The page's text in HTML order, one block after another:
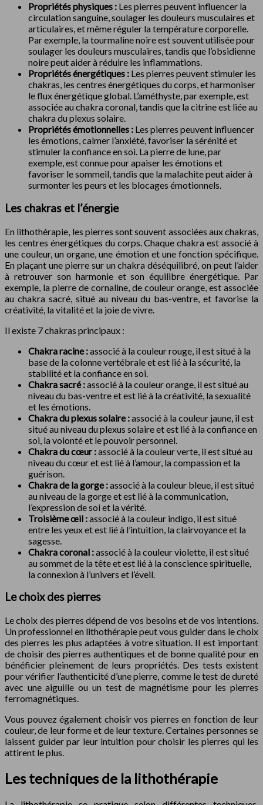
Propriétés physiques : Les pierres peuvent influencer la
circulation sanguine, soulager les douleurs musculaires et
articulaires, et même réguler la température corporelle.
Par exemple, la tourmaline noire est souvent utilisée pour
soulager les douleurs musculaires, tandis que l’obsidienne
noire peut aider à réduire les inflammations.
Propriétés énergétiques : Les pierres peuvent stimuler les
chakras, les centres énergétiques du corps, et harmoniser
le flux énergétique global. L’améthyste, par exemple, est
associée au chakra coronal, tandis que la citrine est liée au
chakra du plexus solaire.
Propriétés émotionnelles : Les pierres peuvent influencer
les émotions, calmer l’anxiété, favoriser la sérénité et
stimuler la confiance en soi. La pierre de lune, par
exemple, est connue pour apaiser les émotions et
favoriser le sommeil, tandis que la malachite peut aider à
surmonter les peurs et les blocages émotionnels.
Les chakras et l’énergie
En lithothérapie, les pierres sont souvent associées aux chakras,
les centres énergétiques du corps. Chaque chakra est associé à
une couleur, un organe, une émotion et une fonction spécifique.
En plaçant une pierre sur un chakra déséquilibré, on peut l’aider
à retrouver son harmonie et son équilibre énergétique. Par
exemple, la pierre de cornaline, de couleur orange, est associée
au chakra sacré, situé au niveau du bas-ventre, et favorise la
créativité, la vitalité et la joie de vivre.
Il existe 7 chakras principaux :
Chakra racine :associé à la couleur rouge, il est situé à la
base de la colonne vertébrale et est lié à la sécurité, la
stabilité et la confiance en soi.
Chakra sacré :associé à la couleur orange, il est situé au
niveau du bas-ventre et est lié à la créativité, la sexualité
et les émotions.
Chakra du plexus solaire :associé à la couleur jaune, il est
situé au niveau du plexus solaire et est lié à la confiance en
soi, la volonté et le pouvoir personnel.
Chakra du cœur :associé à la couleur verte, il est situé au
niveau du cœur et est lié à l’amour, la compassion et la
guérison.
Chakra de la gorge :associé à la couleur bleue, il est situé
au niveau de la gorge et est lié à la communication,
l’expression de soi et la vérité.
Troisième œil :associé à la couleur indigo, il est situé
entre les yeux et est lié à l’intuition, la clairvoyance et la
sagesse.
Chakra coronal :associé à la couleur violette, il est situé
au sommet de la tête et est lié à la conscience spirituelle,
la connexion à l’univers et l’éveil.
Le choix des pierres
Le choix des pierres dépend de vos besoins et de vos intentions.
Un professionnel en lithothérapie peut vous guider dans le choix
des pierres les plus adaptées à votre situation. Il est important
de choisir des pierres authentiques et de bonne qualité pour en
bénéficier pleinement de leurs propriétés. Des tests existent
pour vérifier l’authenticité d’une pierre, comme le test de dureté
avec une aiguille ou un test de magnétisme pour les pierres
ferromagnétiques.
Vous pouvez également choisir vos pierres en fonction de leur
couleur, de leur forme et de leur texture. Certaines personnes se
laissent guider par leur intuition pour choisir les pierres qui les
attirent le plus.
Les techniques de la lithothérapie